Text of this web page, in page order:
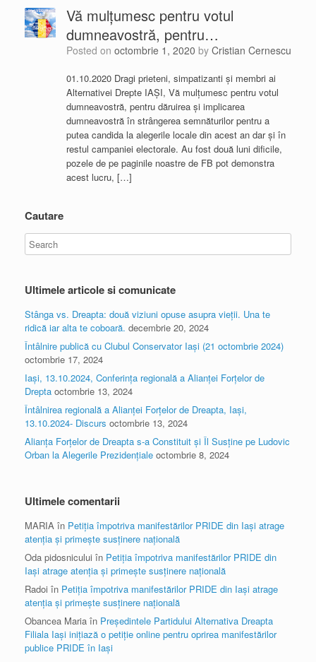
Vă mulțumesc pentru votul
dumneavostră, pentru…
Posted on octombrie 1, 2020 by Cristian Cernescu
01.10.2020 Dragi prieteni, simpatizanti și membri ai
Alternativei Drepte IAȘI, Vă mulțumesc pentru votul
dumneavostră, pentru dăruirea și implicarea
dumneavostră în strângerea semnăturilor pentru a
putea candida la alegerile locale din acest an dar și în
restul campaniei electorale. Au fost două luni dificile,
pozele de pe paginile noastre de FB pot demonstra
acest lucru, […]
Cautare
Ultimele articole si comunicate
Stânga vs. Dreapta: două viziuni opuse asupra vieții. Una te
ridică iar alta te coboară. decembrie 20, 2024
Întâlnire publică cu Clubul Conservator Iași (21 octombrie 2024)
octombrie 17, 2024
Iași, 13.10.2024, Conferința regională a Alianței Forțelor de
Drepta octombrie 13, 2024
Întâlnirea regională a Alianței Forțelor de Dreapta, Iași,
13.10.2024- Discurs octombrie 13, 2024
Alianța Forțelor de Dreapta s-a Constituit și Îl Susține pe Ludovic
Orban la Alegerile Prezidențiale octombrie 8, 2024
Ultimele comentarii
MARIA în Petiția împotriva manifestărilor PRIDE din Iași atrage
atenția și primește susținere națională
Oda pidosnicului în Petiția împotriva manifestărilor PRIDE din
Iași atrage atenția și primește susținere națională
Radoi în Petiția împotriva manifestărilor PRIDE din Iași atrage
atenția și primește susținere națională
Obancea Maria în Președintele Partidului Alternativa Dreapta
Filiala Iași inițiază o petiție online pentru oprirea manifestărilor
publice PRIDE în Iași